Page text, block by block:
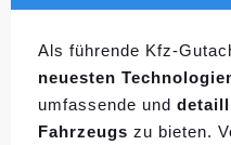
Als führende Kfz-
neuesten
umfassende und
Fahrzeugs zu bieten.